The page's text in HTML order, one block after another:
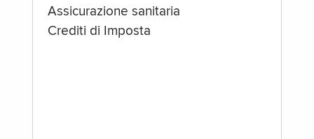
Assicurazione sanitaria
Crediti di Imposta